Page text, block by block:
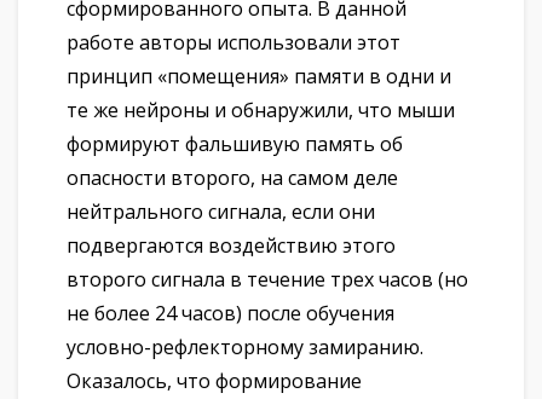
сформированного опыта. В данной
работе авторы использовали этот
принцип «помещения» памяти в одни и
те же нейроны и обнаружили, что мыши
формируют фальшивую память об
опасности второго, на самом деле
нейтрального сигнала, если они
подвергаются воздействию этого
второго сигнала в течение трех часов (но
не более 24 часов) после обучения
условно-рефлекторному замиранию.
Оказалось, что формирование